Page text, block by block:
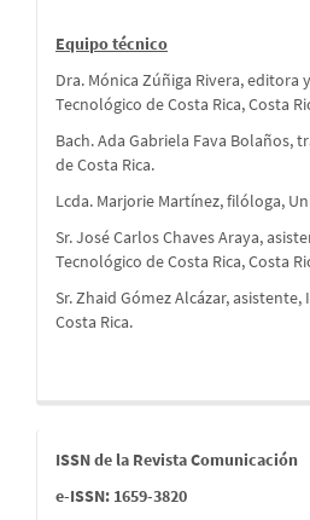
Equipo técnico
Dra. Mónica Zúñiga Rivera,
Tecnológico de Costa Rica, Costa
Bach. Ada Gabriela Fava Bolaños,
de Costa Rica.
Lcda. Marjorie Martínez, filóloga,
Sr. José Carlos Chaves Araya,
Tecnológico de Costa Rica, Costa
Sr. Zhaid Gómez Alcázar,
Costa Rica.
issn
ISSN de la Revista Comunicación
e-ISSN: 1659-3820